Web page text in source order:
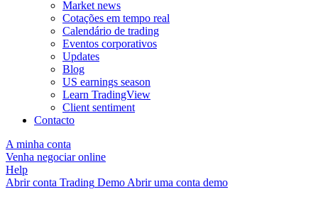
Market news
Cotações em tempo real
Calendário de trading
Eventos corporativos
Updates
Blog
US earnings season
Learn TradingView
Client sentiment
Contacto
A minha conta
Venha negociar online
Help
Abrir conta Trading Demo Abrir uma conta demo